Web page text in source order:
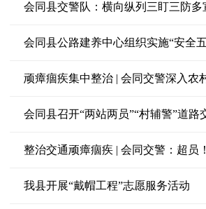
会同县交警队：横向纵列三盯三防
会同县公路建养中心组织实施“安全
顽瘴痼疾集中整治 | 会同交警深入农
会同县召开“两站两员”“村辅警”道路
整治交通顽瘴痼疾 | 会同交警：超员
我县开展“戴帽工程”志愿服务活动